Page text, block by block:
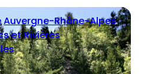
Auvergne-Rhône-Alpes
et Rivières